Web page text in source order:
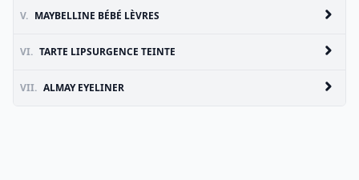
V. MAYBELLINE BÉBÉ LÈVRES
VI. TARTE LIPSURGENCE TEINTE
VII. ALMAY EYELINER